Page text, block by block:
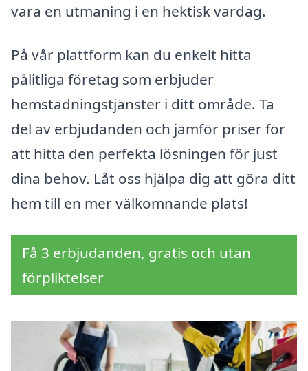
vara en utmaning i en hektisk vardag.
På vår plattform kan du enkelt hitta
pålitliga företag som erbjuder
hemstädningstjänster i ditt område. Ta
del av erbjudanden och jämför priser för
att hitta den perfekta lösningen för just
dina behov. Låt oss hjälpa dig att göra ditt
hem till en mer välkomnande plats!
Få 3 erbjudanden, gratis och utan
förpliktelser